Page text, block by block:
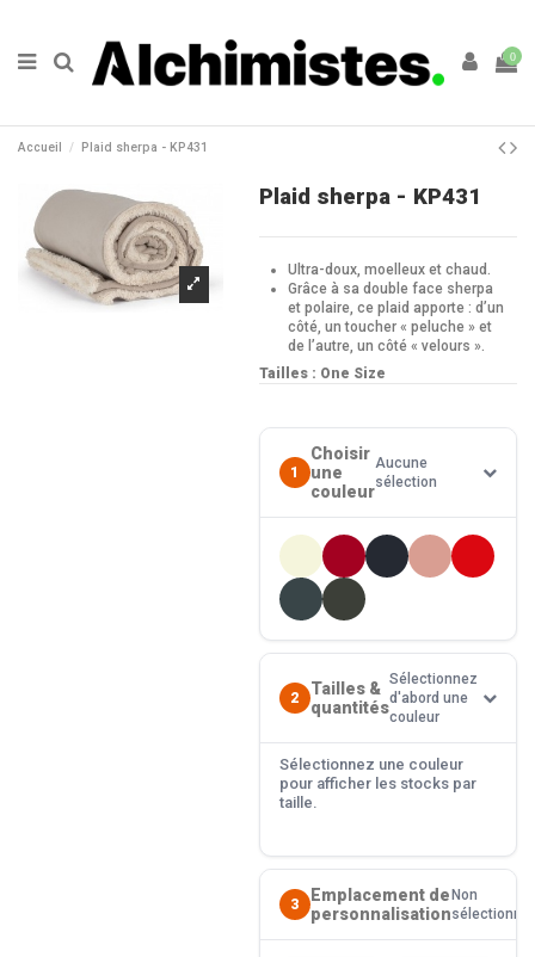
0
Accueil Plaid sherpa - KP431
Plaid sherpa - KP431
Ultra-doux, moelleux et chaud.
Grâce à sa double face sherpa
et polaire, ce plaid apporte : d’un
côté, un toucher « peluche » et
de l’autre, un côté « velours ».
Tailles : One Size
1
Choisir
une
couleur
Aucune
sélection
2
Tailles &
quantités
Sélectionnez
d'abord une
couleur
Sélectionnez une couleur
pour afficher les stocks par
taille.
3
Emplacement de
personnalisation
Non
sélectionné